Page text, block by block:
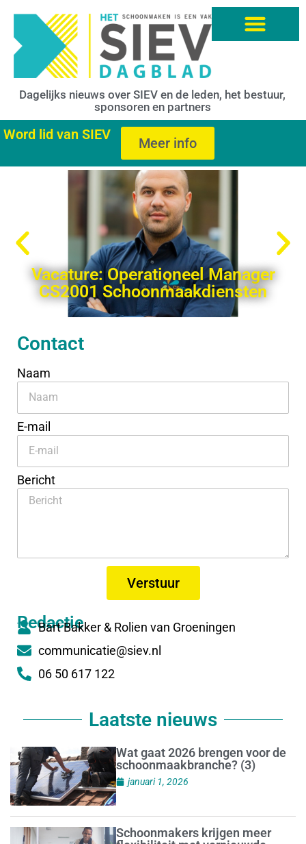
Dagelijks nieuws over SIEV en de leden, het bestuur,
sponsoren en partners
Word lid van SIEV
Meer info
Vacature: Operationeel Manager
CS2001 Schoonmaakdiensten
Contact
Naam
E-mail
Bericht
Verstuur
Redactie
Bart Bakker & Rolien van Groeningen
communicatie@siev.nl
06 50 617 122
Laatste nieuws
Wat gaat 2026 brengen voor de
schoonmaakbranche? (3)
januari 1, 2026
Schoonmakers krijgen meer